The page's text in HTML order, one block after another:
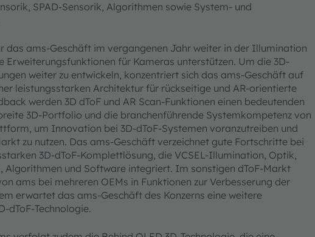
SPAD-Sensorik, Algorithmen sowie System- und
das ams-Geschäft im vergangenen Jahr weiter in der Illumination
Erweiterungsfunktionen für Kameras unterstützen. Um die 3D-
weiter zu entwickeln, konzentriert sich das ams-Geschäft auf
leistungsstarken Architektur für rückseitige und AR-orientierte
werden 3D dToF und AR Scan-Funktionen einen bedeutenden
3D-Portfolio und die branchenführende Systemkompetenz von
um Innovation bei 3D-dToF-Systemen voranzutreiben und
zu nutzen. Das ams-Geschäft verzeichnet gute Fortschritte bei
3D-dToF-Komplettlösung, die VCSEL-Illumination, Optik,
Algorithmen und Software integriert. Im sonstigen dToF-Markt
ams bei mehreren OEMs in Funktionen zur Verbesserung der
erwartet das ams-Geschäft des Konzerns eine weitere
dToF-Technologie.